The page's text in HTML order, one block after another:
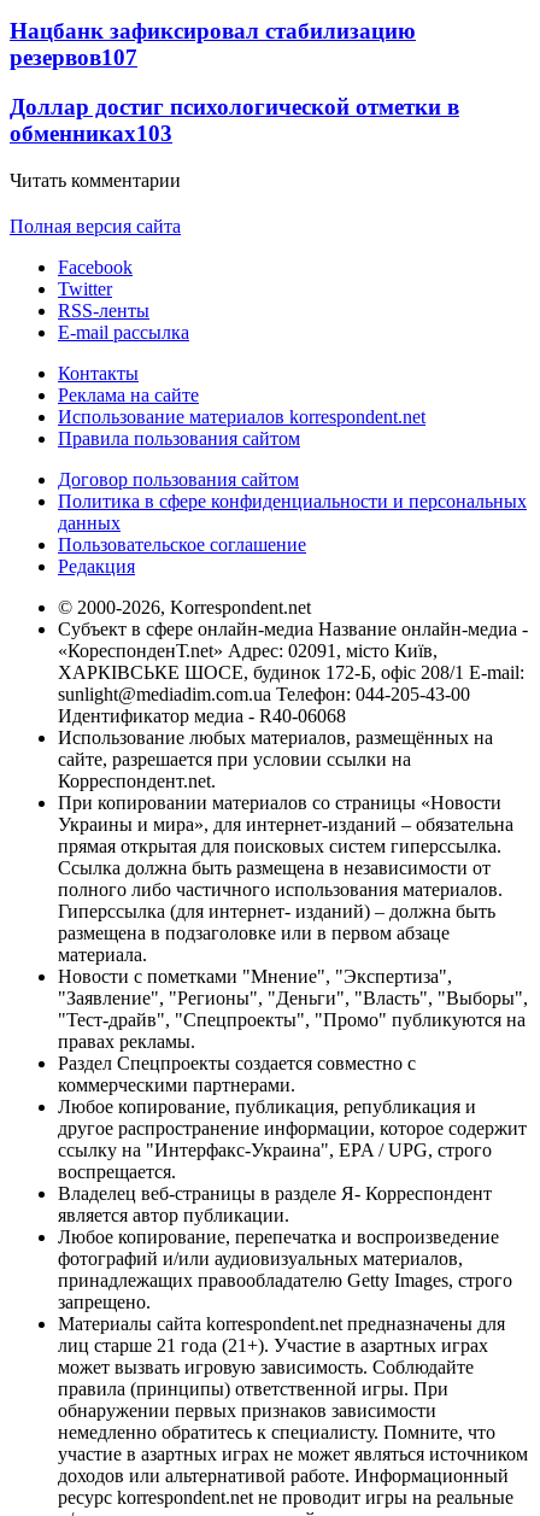
Нацбанк зафиксировал стабилизацию
резервов107
Доллар достиг психологической отметки в
обменниках103
Читать комментарии
Полная версия сайта
Facebook
Twitter
RSS-ленты
E-mail рассылка
Контакты
Реклама на сайте
Использование материалов korrespondent.net
Правила пользования сайтом
Договор пользования сайтом
Политика в сфере конфиденциальности и персональных
данных
Пользовательское соглашение
Редакция
© 2000-2026, Korrespondent.net
Субъект в сфере онлайн-медиа Название онлайн-медиа -
«КореспонденТ.net» Адрес: 02091, місто Київ,
ХАРКІВСЬКЕ ШОСЕ, будинок 172-Б, офіс 208/1 E-mail:
sunlight@mediadim.com.ua Телефон: 044-205-43-00
Идентификатор медиа - R40-06068
Использование любых материалов, размещённых на
сайте, разрешается при условии ссылки на
Корреспондент.net.
При копировании материалов со страницы «Новости
Украины и мира», для интернет-изданий – обязательна
прямая открытая для поисковых систем гиперссылка.
Ссылка должна быть размещена в независимости от
полного либо частичного использования материалов.
Гиперссылка (для интернет- изданий) – должна быть
размещена в подзаголовке или в первом абзаце
материала.
Новости с пометками "Мнение", "Экспертиза",
"Заявление", "Регионы", "Деньги", "Власть", "Выборы",
"Тест-драйв", "Спецпроекты", "Промо" публикуются на
правах рекламы.
Раздел Спецпроекты создается совместно с
коммерческими партнерами.
Любое копирование, публикация, републикация и
другое распространение информации, которое содержит
ссылку на "Интерфакс-Украина", EPA / UPG, строго
воспрещается.
Владелец веб-страницы в разделе Я- Корреспондент
является автор публикации.
Любое копирование, перепечатка и воспроизведение
фотографий и/или аудиовизуальных материалов,
принадлежащих правообладателю Getty Images, строго
запрещено.
Материалы сайта korrespondent.net предназначены для
лиц старше 21 года (21+). Участие в азартных играх
может вызвать игровую зависимость. Соблюдайте
правила (принципы) ответственной игры. При
обнаружении первых признаков зависимости
немедленно обратитесь к специалисту. Помните, что
участие в азартных играх не может являться источником
доходов или альтернативой работе. Информационный
ресурс korrespondent.net не проводит игры на реальные